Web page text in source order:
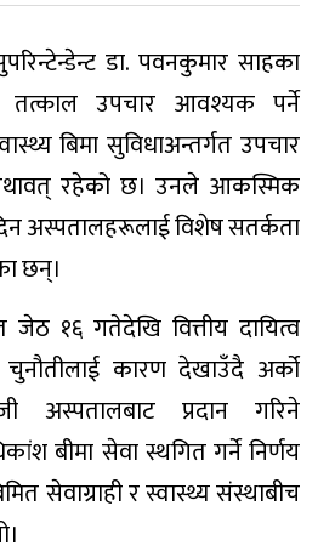
डा. पवनकुमार साहका
तत्काल उपचार आवश्यक पर्ने
बिमा सुविधाअन्तर्गत उपचार
यथावत् रहेको छ। उनले आकस्मिक
अस्पतालहरूलाई विशेष सतर्कता
छन्।
जेठ १६ गतेदेखि वित्तीय दायित्व
कारण देखाउँदै अर्को
अस्पतालबाट प्रदान गरिने
बीमा सेवा स्थगित गर्ने निर्णय
सेवाग्राही र स्वास्थ्य संस्थाबीच